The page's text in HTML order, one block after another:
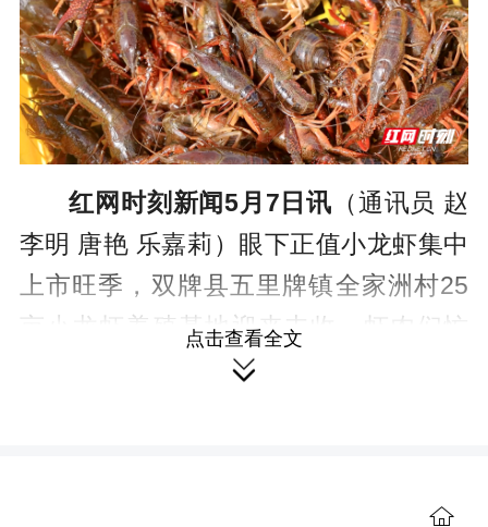
红网时刻新闻5月7日讯 （通讯员 赵
李明 唐艳 乐嘉莉）眼下正值小龙虾集中
上市旺季，双牌县五里牌镇全家洲村25
亩小龙虾养殖基地迎来丰收，虾农们忙
着起笼收虾，送往城区各大市场，以特
一派繁忙景象。虾农们有条不紊地收
点击查看全文
